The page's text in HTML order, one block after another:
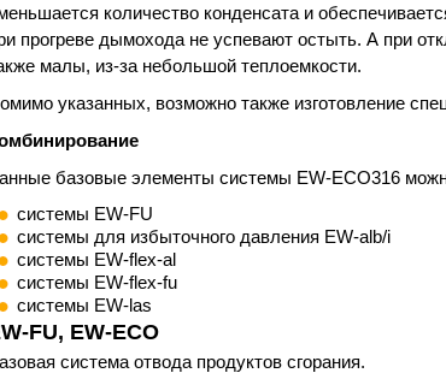
количество конденсата и
прогреве дымохода не успевают остыть. А при
малы, из-за небольшой теплоемкости.
указанных, возможно также изготовление
базовые элементы системы EW-ECO316
системы EW-FU
системы для избыточного давления EW-alb/i
системы EW-flex-al
системы EW-flex-fu
системы EW-las
FU, EW-ECO
система отвода продуктов сгорания.